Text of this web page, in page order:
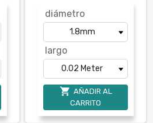
diámetro
largo
 AÑADIR AL
CARRITO